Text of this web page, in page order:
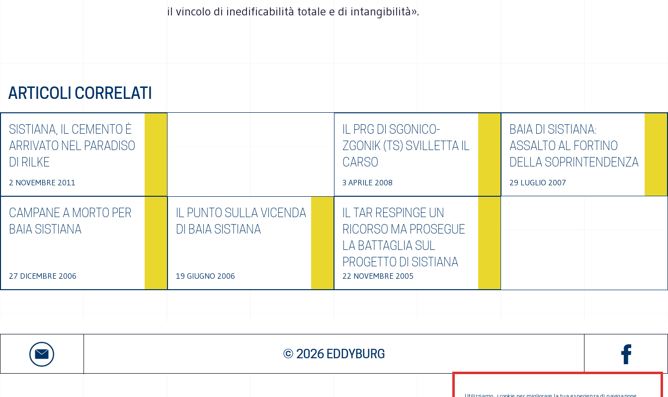
il vincolo di inedificabilità totale e di intangibilità».
ARTICOLI CORRELATI
SISTIANA, IL CEMENTO È
ARRIVATO NEL PARADISO
DI RILKE
2 NOVEMBRE 2011
IL PRG DI SGONICO-
ZGONIK (TS) SVILLETTA IL
CARSO
3 APRILE 2008
BAIA DI SISTIANA:
ASSALTO AL FORTINO
DELLA SOPRINTENDENZA
29 LUGLIO 2007
CAMPANE A MORTO PER
BAIA SISTIANA
27 DICEMBRE 2006
IL PUNTO SULLA VICENDA
DI BAIA SISTIANA
19 GIUGNO 2006
IL TAR RESPINGE UN
RICORSO MA PROSEGUE
LA BATTAGLIA SUL
PROGETTO DI SISTIANA
22 NOVEMBRE 2005
© 2026 EDDYBURG